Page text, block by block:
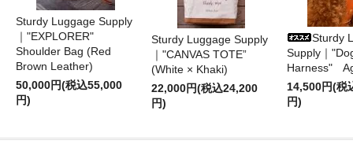
Sturdy Luggage Supply
｜"EXPLORER"
Shoulder Bag (Red
Brown Leather)
50,000円(税込55,000
円)
Sturdy Luggage Supply
｜"CANVAS TOTE”
(White × Khaki)
22,000円(税込24,200
円)
Sturdy
Supply｜
Harness"
14,500円(税
円)